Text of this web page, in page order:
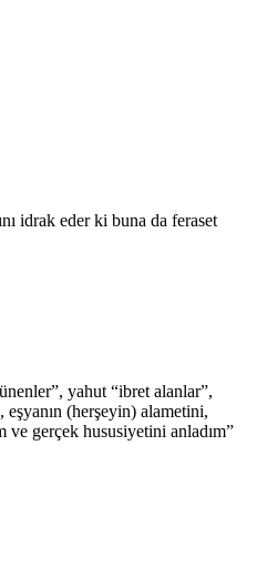
idrak eder ki buna da feraset
yahut “ibret alanlar”,
(herşeyin) alametini,
ve gerçek hususiyetini anladım”